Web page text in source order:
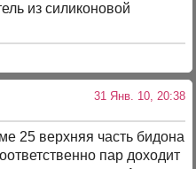
из силиконовой
31 Янв. 10, 20:38
25 верхняя часть бидона
пар доходит